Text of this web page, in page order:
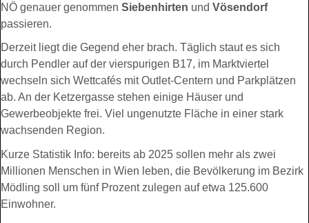
NÖ genauer genommen Siebenhirten und Vösendorf
passieren.
Derzeit liegt die Gegend eher brach. Täglich staut es sich
durch Pendler auf der vierspurigen B17, im Marktviertel
wechseln sich Wettcafés mit Outlet-Centern und Parkplätzen
ab. An der Ketzergasse stehen einige Häuser und
Gewerbeobjekte frei. Viel ungenutzte Fläche in einer stark
wachsenden Region.
Kurze Statistik Info: bereits ab 2025 sollen mehr als zwei
Millionen Menschen in Wien leben, die Bevölkerung im Bezirk
Mödling soll um fünf Prozent zulegen auf etwa 125.600
Einwohner.